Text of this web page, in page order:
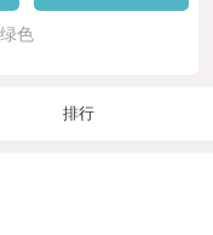
色
排行